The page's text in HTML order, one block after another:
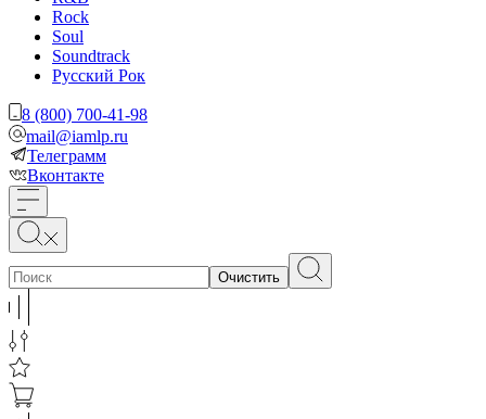
Rock
Soul
Soundtrack
Русский Рок
8 (800) 700-41-98
mail@iamlp.ru
Телеграмм
Вконтакте
Очистить